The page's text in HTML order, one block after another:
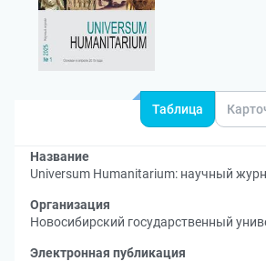
Таблица
Название
Universum Humanitarium: научный
Организация
Новосибирский государственный
Электронная публикация